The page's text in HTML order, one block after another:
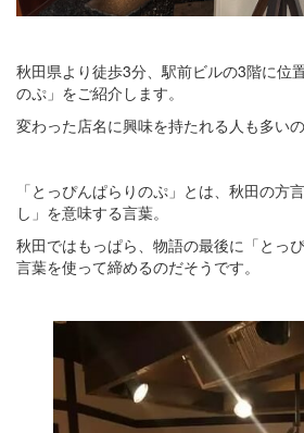
秋田県より徒歩3分、駅前ビルの3階に位
のぷ」をご紹介します。
変わった店名に興味を持たれる人も多い
「とっぴんぱらりのぷ」とは、秋田の方
し」を意味する言葉。
秋田ではもっぱら、物語の最後に「とっ
言葉を使って締めるのだそうです。